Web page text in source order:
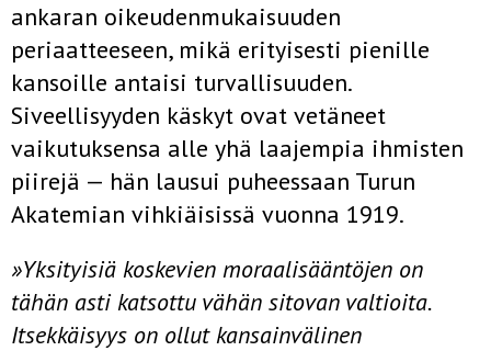
ankaran oikeudenmukaisuuden
periaatteeseen, mikä erityisesti pienille
kansoille antaisi turvallisuuden.
Siveellisyyden käskyt ovat vetäneet
vaikutuksensa alle yhä laajempia ihmisten
piirejä — hän lau­sui puheessaan Turun
Akatemian vihkiäisissä vuonna 1919.
»Yksityisiä koskevien moraalisääntöjen on
tähän asti katsottu vähän sito­van valtioita.
Itsekkäisyys on ollut kansainvälinen